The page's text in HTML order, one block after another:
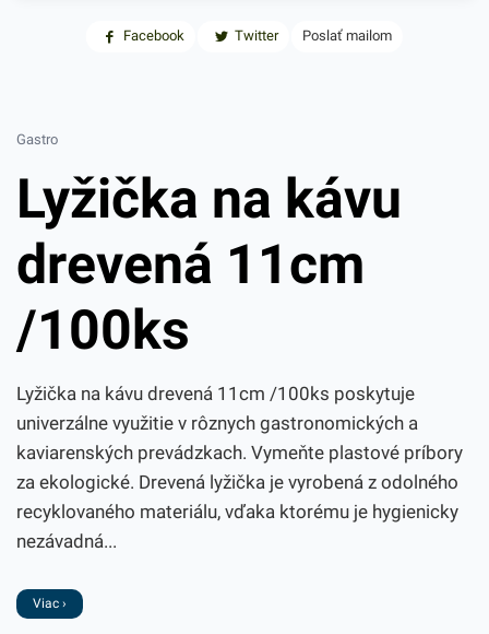
Facebook Twitter Poslať mailom
Gastro
Lyžička na kávu
drevená 11cm
/100ks
Lyžička na kávu drevená 11cm /100ks poskytuje
univerzálne využitie v rôznych gastronomických a
kaviarenských prevádzkach. Vymeňte plastové príbory
za ekologické. Drevená lyžička je vyrobená z odolného
recyklovaného materiálu, vďaka ktorému je hygienicky
nezávadná...
Viac ›